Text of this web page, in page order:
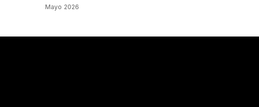
Mayo 2026